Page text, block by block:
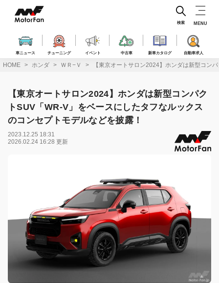
ス
車ニュース チューニング イベント 中古車 新車カタログ 自動車求人
検索 MENU
HOME ホンダ ＷＲ−Ｖ 【東京オートサロン2024】ホンダは新型コン
【東京オートサロン2024】ホンダは新型コンパク
トSUV「WR-V」をベースにしたタフなルックス
のコンセプトモデルなどを披露！
2023.12.25 18:31
2026.02.24 16:28 更新